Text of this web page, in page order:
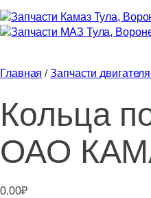
Главная /Запчасти
Кольца
ОАО
0.00₽